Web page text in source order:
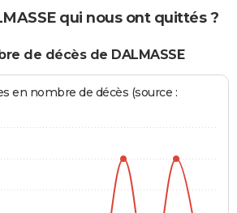
qui nous ont quittés ?
de décès de DALMASSE
en nombre de décès (source :